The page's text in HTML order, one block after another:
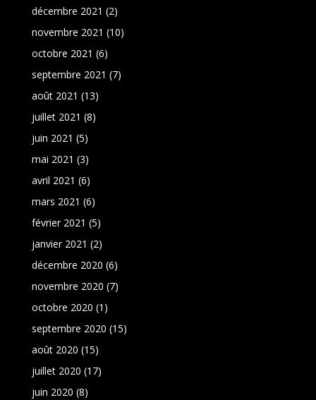
décembre 2021 (2)
novembre 2021 (10)
octobre 2021 (6)
septembre 2021 (7)
août 2021 (13)
juillet 2021 (8)
juin 2021 (5)
mai 2021 (3)
avril 2021 (6)
mars 2021 (6)
février 2021 (5)
janvier 2021 (2)
décembre 2020 (6)
novembre 2020 (7)
octobre 2020 (1)
septembre 2020 (15)
août 2020 (15)
juillet 2020 (17)
juin 2020 (8)